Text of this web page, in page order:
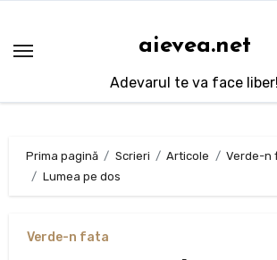
conținut
aievea.net
Adevarul te va face liber!
Prima pagină Scrieri Articole
Verde-n
Lumea pe dos
Verde-n fata